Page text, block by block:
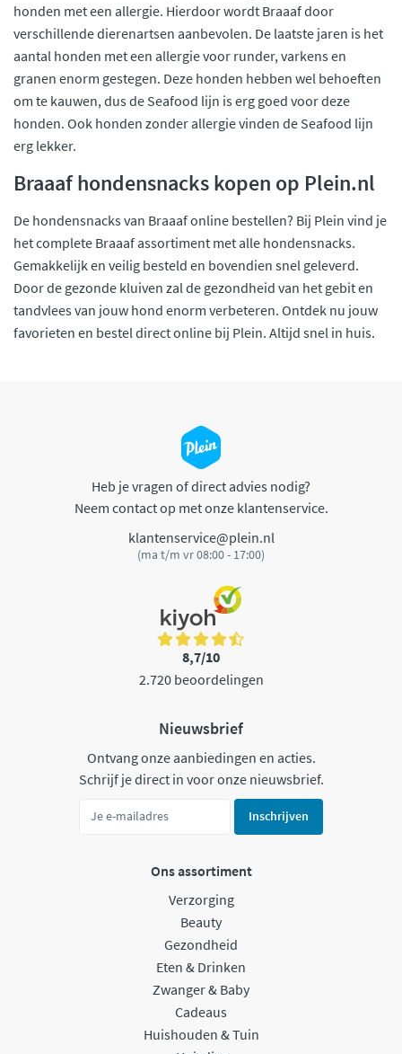
honden met een allergie. Hierdoor wordt Braaaf door
verschillende dierenartsen aanbevolen. De laatste jaren is het
aantal honden met een allergie voor runder, varkens en
granen enorm gestegen. Deze honden hebben wel behoeften
om te kauwen, dus de Seafood lijn is erg goed voor deze
honden. Ook honden zonder allergie vinden de Seafood lijn
erg lekker.
Braaaf hondensnacks kopen op Plein.nl
De hondensnacks van Braaaf online bestellen? Bij Plein vind je
het complete Braaaf assortiment met alle hondensnacks.
Gemakkelijk en veilig besteld en bovendien snel geleverd.
Door de gezonde kluiven zal de gezondheid van het gebit en
tandvlees van jouw hond enorm verbeteren. Ontdek nu jouw
favorieten en bestel direct online bij Plein. Altijd snel in huis.
Heb je vragen of direct advies nodig?
Neem contact op met onze klantenservice.
klantenservice@plein.nl
(ma t/m vr 08:00 - 17:00)
8,7/10
2.720 beoordelingen
Nieuwsbrief
Ontvang onze aanbiedingen en acties.
Schrijf je direct in voor onze nieuwsbrief.
Inschrijven
Ons assortiment
Verzorging
Beauty
Gezondheid
Eten & Drinken
Zwanger & Baby
Cadeaus
Huishouden & Tuin